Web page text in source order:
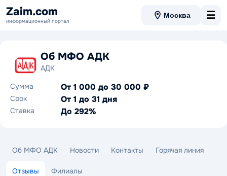
Zaim.com
информационный портал
Москва ☰
Об МФО АДК
АДК
Сумма
От 1 000 до 30 000 ₽
Срок От 1 до 31 дня
Ставка До 292%
Об МФО АДК Новости Контакты Горячая линия
Отзывы Филиалы